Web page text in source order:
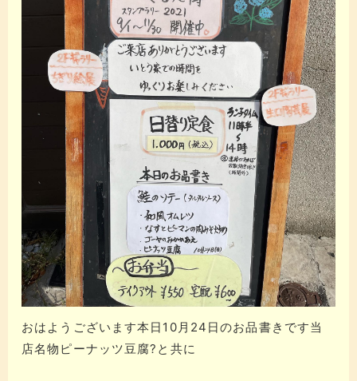
おはようございます本日10月24日のお品書きです当
店名物ピーナッツ豆腐?と共に